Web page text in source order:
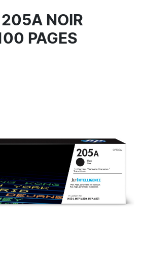
205A NOIR
PAGES